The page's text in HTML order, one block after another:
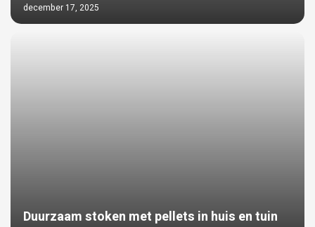
december 17, 2025
Duurzaam stoken met pellets in huis en tuin